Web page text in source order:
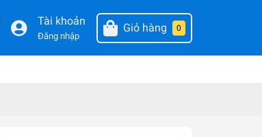
Tài khoản
Đăng nhập
Giỏ hàng 0